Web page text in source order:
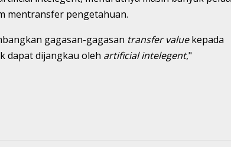
mentransfer pengetahuan.
gagasan-gagasan transfer valuekepada
dapat dijangkau oleh artificial intelegent,"